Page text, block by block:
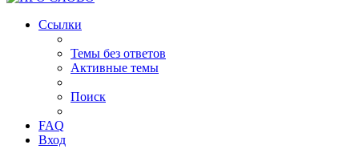
Ссылки
Темы без ответов
Активные темы
Поиск
FAQ
Вход